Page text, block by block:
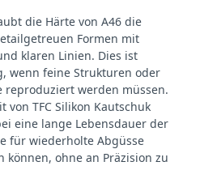
die Härte von A46 die
Formen mit
klaren Linien. Dies ist
wenn feine Strukturen oder
reproduziert werden müssen.
von TFC Silikon Kautschuk
eine lange Lebensdauer der
für wiederholte Abgüsse
können, ohne an Präzision zu